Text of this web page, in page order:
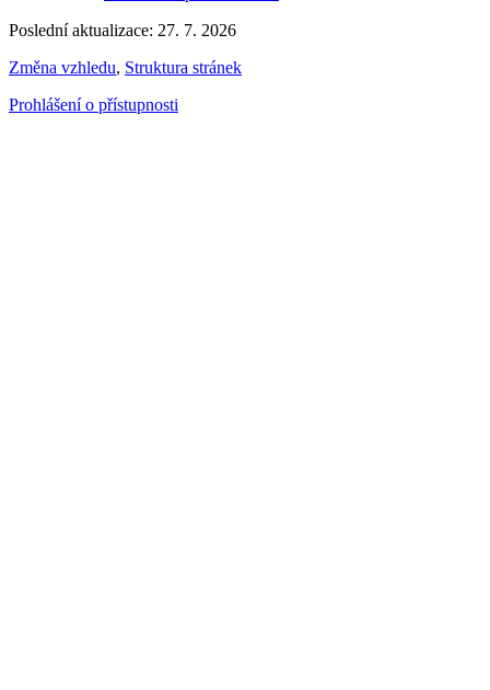
Poslední aktualizace: 27. 7. 2026
Změna vzhledu, Struktura stránek
Prohlášení o přístupnosti